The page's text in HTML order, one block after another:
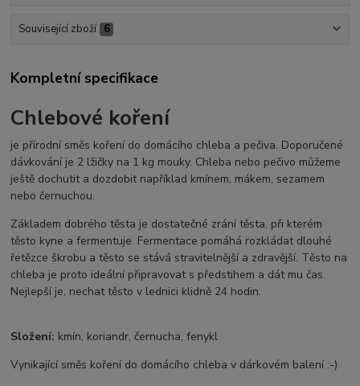
Související zboží 6
Kompletní specifikace
Chlebové koření
je přírodní směs koření do domácího chleba a pečiva. Doporučené
dávkování je 2 lžičky na 1 kg mouky. Chleba nebo pečivo můžeme
ještě dochutit a dozdobit například kmínem, mákem, sezamem
nebo černuchou.
Základem dobrého těsta je dostatečné zrání těsta, při kterém
těsto kyne a fermentuje. Fermentace pomáhá rozkládat dlouhé
řetězce škrobu a těsto se stává stravitelnější a zdravější. Těsto na
chleba je proto ideální připravovat s předstihem a dát mu čas.
Nejlepší je, nechat těsto v lednici klidně 24 hodin.
Složení: kmín, koriandr, černucha, fenykl
Vynikající směs koření do domácího chleba v dárkovém balení :-)